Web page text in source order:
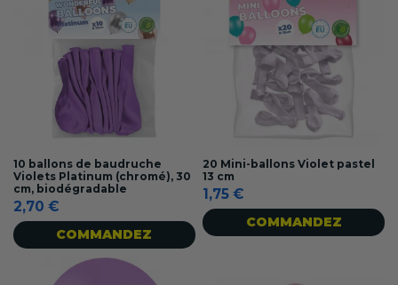
10 ballons de baudruche
Violets Platinum (chromé), 30
cm, biodégradable
2,70 €
COMMANDEZ
20 Mini-ballons Violet pastel
13 cm
1,75 €
COMMANDEZ